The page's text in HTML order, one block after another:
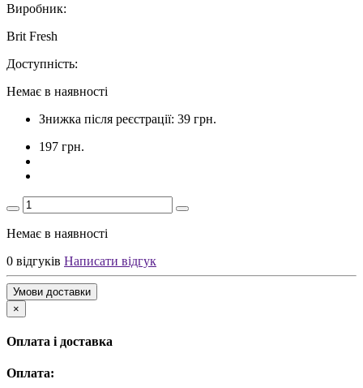
Виробник:
Brit Fresh
Доступність:
Немає в наявності
Знижка після реєстрації: 39 грн.
197 грн.
Немає в наявності
0 відгуків Написати відгук
Умови доставки
×
Оплата і доставка
Оплата: